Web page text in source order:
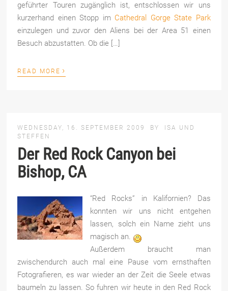
geführter Touren zugänglich ist, entschlossen wir uns
kurzerhand einen Stopp im Cathedral Gorge State Park
einzulegen und zuvor den Aliens bei der Area 51 einen
Besuch abzustatten. Ob die […]
READ MORE ›
WEDNESDAY, 16. SEPTEMBER 2009 BY
ISA UND
STEFFEN
Der Red Rock Canyon bei
Bishop, CA
“Red Rocks” in Kalifornien? Das
konnten wir uns nicht entgehen
lassen, solch ein Name zieht uns
magisch an.
Außerdem braucht man
zwischendurch auch mal eine Pause vom ernsthaften
Fotografieren, es war wieder an der Zeit die Seele etwas
baumeln zu lassen. So fuhren wir heute in den Red Rock